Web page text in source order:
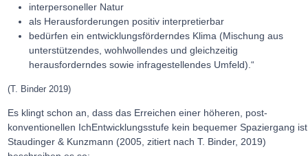
interpersoneller Natur
als Herausforderungen positiv interpretierbar
bedürfen ein entwicklungsförderndes Klima (Mischung aus
unterstützendes, wohlwollendes und gleichzeitig
herausforderndes sowie infragestellendes Umfeld).“
(T. Binder 2019)
Es klingt schon an, dass das Erreichen einer höheren, post-
konventionellen IchEntwicklungsstufe kein bequemer Spaziergang
Staudinger & Kunzmann (2005, zitiert nach T. Binder, 2019)